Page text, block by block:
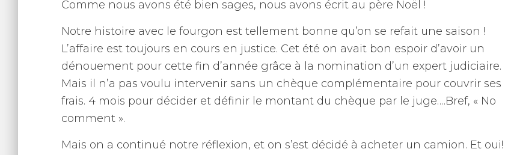
Comme nous avons été bien sages, nous avons écrit au père Noël !
Notre histoire avec le fourgon est tellement bonne qu’on se refait une saison !
L’affaire est toujours en cours en justice. Cet été on avait bon espoir d’avoir un
dénouement pour cette fin d’année grâce à la nomination d’un expert judiciaire.
Mais il n’a pas voulu intervenir sans un chèque complémentaire pour couvrir ses
frais. 4 mois pour décider et définir le montant du chèque par le juge….Bref, « No
comment ».
Mais on a continué notre réflexion, et on s’est décidé à acheter un camion. Et oui!